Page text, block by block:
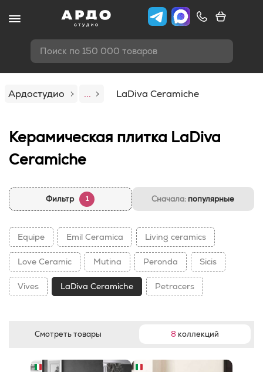
Поиск по 150 000 товаров
Ардостудио ... LaDiva Сeramiche
Керамическая плитка LaDiva
Сeramiche
Фильтр 1 Сначала: популярные
Equipe Emil Ceramica Living ceramics
Love Ceramic Mutina Peronda Sicis
Vives LaDiva Сeramiche Petracers
Смотреть товары 8 коллекций